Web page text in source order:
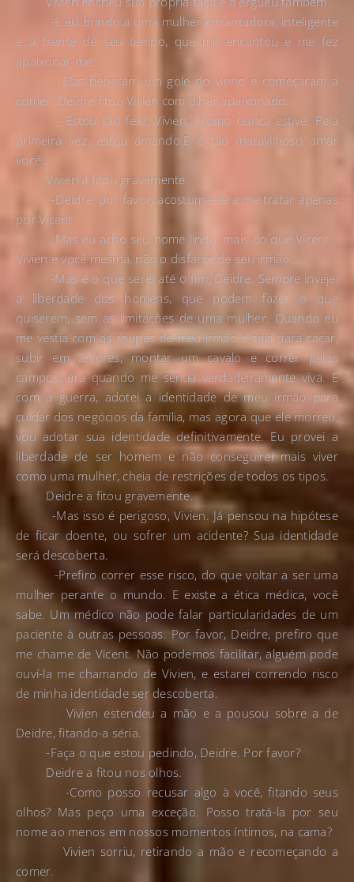
-E eu brindo à uma mulher encantadora, inteligente
e à frente de seu tempo, que me encantou e me fez
apaixonar-me.
Elas beberam um gole do vinho e começaram a
comer. Deidre fitou Vivien com olhar apaixonado.
-Estou tão feliz, Vivien… como nunca estive. Pela
primeira vez, estou amando.E é tão maravilhoso amar
você…
Vivien a fitou gravemente.
-Deidre, por favor, acostume-se a me tratar apenas
por Vicent.
-Mas eu acho seu nome lindo, mais do que Vicent…
Vivien é você mesma, não o disfarce de seu irmão…
-Mas é o que serei até o fim, Deidre. Sempre invejei
a liberdade dos homens, que podem fazer o que
quiserem, sem as limitações de uma mulher. Quando eu
me vestia com as roupas de meu irmão e saía para caçar,
subir em árvores, montar um cavalo e correr pelos
campos, era quando me sentia verdadeiramente viva. E
com a guerra, adotei a identidade de meu irmão para
cuidar dos negócios da família, mas agora que ele morreu,
vou adotar sua identidade definitivamente. Eu provei a
liberdade de ser homem e não conseguirei mais viver
como uma mulher, cheia de restrições de todos os tipos.
Deidre a fitou gravemente.
-Mas isso é perigoso, Vivien. Já pensou na hipótese
de ficar doente, ou sofrer um acidente? Sua identidade
será descoberta.
-Prefiro correr esse risco, do que voltar a ser uma
mulher perante o mundo. E existe a ética médica, você
sabe. Um médico não pode falar particularidades de um
paciente à outras pessoas. Por favor, Deidre, prefiro que
me chame de Vicent. Não podemos facilitar, alguém pode
ouví-la me chamando de Vivien, e estarei correndo risco
de minha identidade ser descoberta.
Vivien estendeu a mão e a pousou sobre a de
Deidre, fitando-a séria.
-Faça o que estou pedindo, Deidre. Por favor?
Deidre a fitou nos olhos.
-Como posso recusar algo à você, fitando seus
olhos? Mas peço uma exceção. Posso tratá-la por seu
nome ao menos em nossos momentos íntimos, na cama?
Vivien sorriu, retirando a mão e recomeçando a
comer.